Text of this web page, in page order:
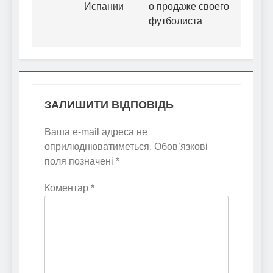
Испании
о продаже своего
футболиста
ЗАЛИШИТИ ВІДПОВІДЬ
Ваша e-mail адреса не
оприлюднюватиметься. Обов’язкові
поля позначені *
Коментар *